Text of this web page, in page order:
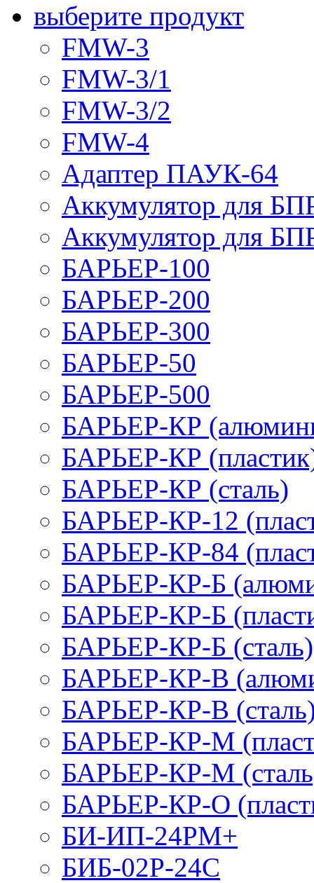
выберите продукт
FMW-3
FMW-3/1
FMW-3/2
FMW-4
Адаптер ПАУК-64
Аккумулятор для
Аккумулятор для
БАРЬЕР-100
БАРЬЕР-200
БАРЬЕР-300
БАРЬЕР-50
БАРЬЕР-500
БАРЬЕР-КР
БАРЬЕР-КР
БАРЬЕР-КР (сталь)
БАРЬЕР-КР-12
БАРЬЕР-КР-84
БАРЬЕР-КР-Б
БАРЬЕР-КР-Б
БАРЬЕР-КР-Б (сталь)
БАРЬЕР-КР-В
БАРЬЕР-КР-В
БАРЬЕР-КР-М
БАРЬЕР-КР-М
БАРЬЕР-КР-О
БИ-ИП-24РМ+
БИБ-02Р-24С